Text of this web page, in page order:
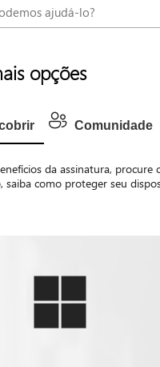
opções
Comunidade
da assinatura, procure
saiba como proteger seu